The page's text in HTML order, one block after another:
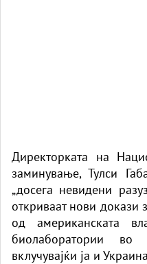
Директорката на
заминување, Тулси
„досега невидени
откриваат нови
од американската
биолаборатории
вклучувајќи ја и